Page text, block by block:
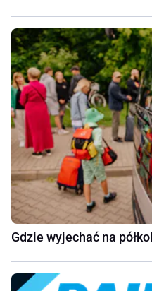
Gdzie wyjechać na